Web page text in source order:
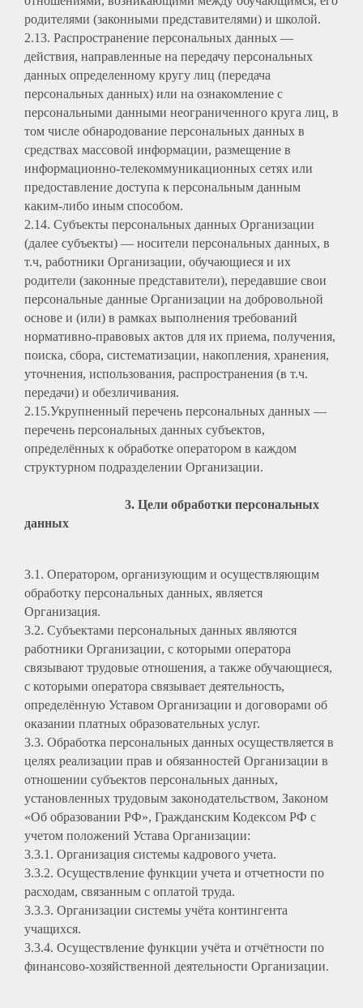
родителями (законными представителями) и школой.
2.13. Распространение персональных данных —
действия, направленные на передачу персональных
данных определенному кругу лиц (передача
персональных данных) или на ознакомление с
персональными данными неограниченного круга лиц, в
том числе обнародование персональных данных в
средствах массовой информации, размещение в
информационно-телекоммуникационных сетях или
предоставление доступа к персональным данным
каким-либо иным способом.
2.14. Субъекты персональных данных Организации
(далее субъекты) — носители персональных данных, в
т.ч, работники Организации, обучающиеся и их
родители (законные представители), передавшие свои
персональные данные Организации на добровольной
основе и (или) в рамках выполнения требований
нормативно-правовых актов для их приема, получения,
поиска, сбора, систематизации, накопления, хранения,
уточнения, использования, распространения (в т.ч.
передачи) и обезличивания.
2.15.Укрупненный перечень персональных данных —
перечень персональных данных субъектов,
определённых к обработке оператором в каждом
структурном подразделении Организации.
3. Цели обработки персональных
данных
3.1. Оператором, организующим и осуществляющим
обработку персональных данных, является
Организация.
3.2. Субъектами персональных данных являются
работники Организации, с которыми оператора
связывают трудовые отношения, а также обучающиеся,
с которыми оператора связывает деятельность,
определённую Уставом Организации и договорами об
оказании платных образовательных услуг.
3.3. Обработка персональных данных осуществляется в
целях реализации прав и обязанностей Организации в
отношении субъектов персональных данных,
установленных трудовым законодательством, Законом
«Об образовании РФ», Гражданским Кодексом РФ с
учетом положений Устава Организации:
3.3.1. Организация системы кадрового учета.
3.3.2. Осуществление функции учета и отчетности по
расходам, связанным с оплатой труда.
3.3.3. Организации системы учёта контингента
учащихся.
3.3.4. Осуществление функции учёта и отчётности по
финансово-хозяйственной деятельности Организации.